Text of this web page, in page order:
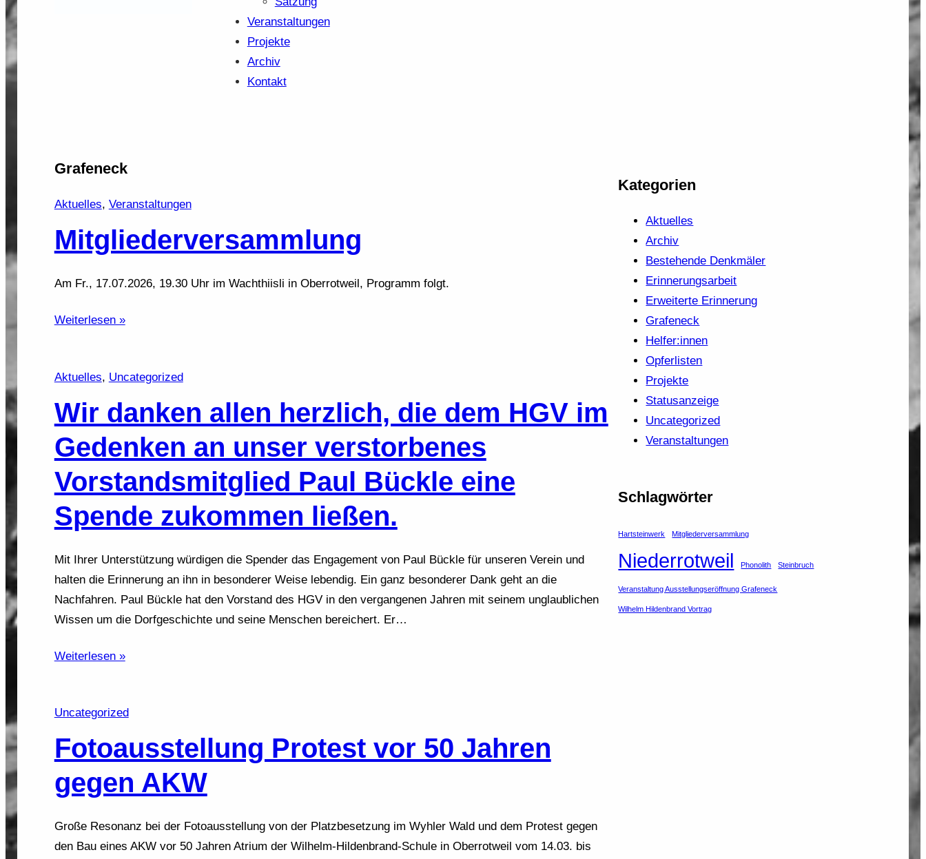
Veranstaltungen
Projekte
Archiv
Kontakt
Grafeneck
Aktuelles, Veranstaltungen
Mitgliederversammlung
Am Fr., 17.07.2026, 19.30 Uhr im Wachthiisli in Oberrotweil, Programm folgt.
Weiterlesen »
Aktuelles, Uncategorized
Wir danken allen herzlich, die dem HGV im
Gedenken an unser verstorbenes
Vorstandsmitglied Paul Bückle eine
Spende zukommen ließen.
Mit Ihrer Unterstützung würdigen die Spender das Engagement von Paul Bückle für unseren Verein und
halten die Erinnerung an ihn in besonderer Weise lebendig. Ein ganz besonderer Dank geht an die
Nachfahren. Paul Bückle hat den Vorstand des HGV in den vergangenen Jahren mit seinem unglaublichen
Wissen um die Dorfgeschichte und seine Menschen bereichert. Er…
Weiterlesen »
Uncategorized
Fotoausstellung Protest vor 50 Jahren
gegen AKW
Große Resonanz bei der Fotoausstellung von der Platzbesetzung im Wyhler Wald und dem Protest gegen
den Bau eines AKW vor 50 Jahren Atrium der Wilhelm-Hildenbrand-Schule in Oberrotweil vom 14.03. bis
Kategorien
Aktuelles
Archiv
Bestehende Denkmäler
Erinnerungsarbeit
Erweiterte Erinnerung
Grafeneck
Helfer:innen
Opferlisten
Projekte
Statusanzeige
Uncategorized
Veranstaltungen
Schlagwörter
Hartsteinwerk Mitgliederversammlung
Niederrotweil Phonolith Steinbruch
Veranstaltung Ausstellungseröffnung Grafeneck
Wilhelm Hildenbrand Vortrag